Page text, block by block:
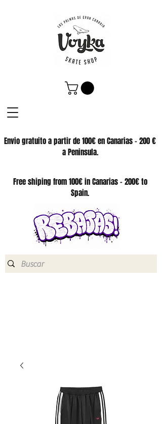
Envio gratuito a partir de 100€ en Canarias - 200 €
a Peninsula.
SKATE SHOP
Free shiping from 100€ in Canarias - 200€ to
Spain.